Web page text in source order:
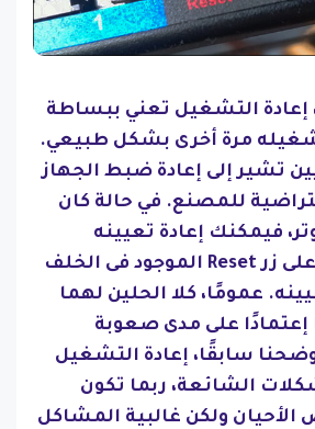
إعادة التشغيل تعني ببساطة
مرة أخرى بشكل طبيعي.
تشير إلى إعادة ضبط الجهاز
للمصنع. في حالة كان
فيمكنك إعادة تعيينه
بالضغط مطولًا على زر Reset الموجود فى الخلف
عمومًا، كلا الحلين لهما
على مدى صعوبة
سابقًا، إعادة التشغيل
الشائعة، ربما تكون
ولكن غالبية المشاكل